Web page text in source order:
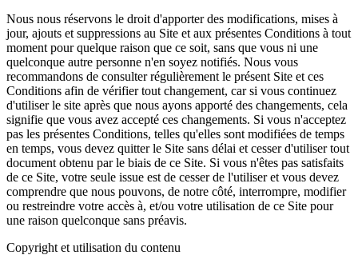
Nous nous réservons le droit d'apporter des modifications, mises à
jour, ajouts et suppressions au Site et aux présentes Conditions à tout
moment pour quelque raison que ce soit, sans que vous ni une
quelconque autre personne n'en soyez notifiés. Nous vous
recommandons de consulter régulièrement le présent Site et ces
Conditions afin de vérifier tout changement, car si vous continuez
d'utiliser le site après que nous ayons apporté des changements, cela
signifie que vous avez accepté ces changements. Si vous n'acceptez
pas les présentes Conditions, telles qu'elles sont modifiées de temps
en temps, vous devez quitter le Site sans délai et cesser d'utiliser tout
document obtenu par le biais de ce Site. Si vous n'êtes pas satisfaits
de ce Site, votre seule issue est de cesser de l'utiliser et vous devez
comprendre que nous pouvons, de notre côté, interrompre, modifier
ou restreindre votre accès à, et/ou votre utilisation de ce Site pour
une raison quelconque sans préavis.
Copyright et utilisation du contenu